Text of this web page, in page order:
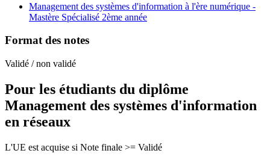
Management des systèmes d'information à l'ère numérique -
Mastère Spécialisé 2ème année
Format des notes
Validé / non validé
Pour les étudiants du diplôme
Management des systèmes d'information
en réseaux
L'UE est acquise si Note finale >= Validé